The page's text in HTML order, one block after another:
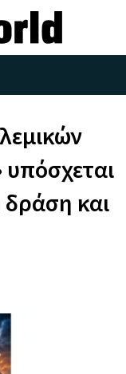
και